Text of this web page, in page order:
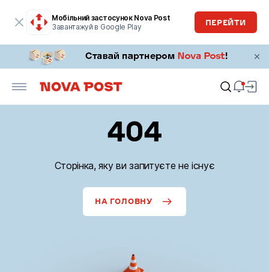
Мобільний застосунок Nova Post
Завантажуй в Google Play
ПЕРЕЙТИ
404
Сторінка, яку ви запитуєте не існує
НА ГОЛОВНУ